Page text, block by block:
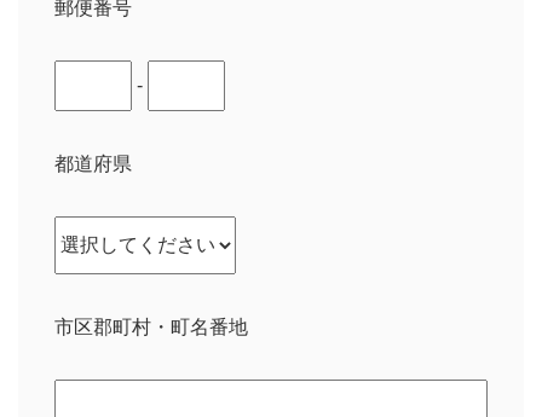
郵便番号
-
都道府県
市区郡町村・町名番地